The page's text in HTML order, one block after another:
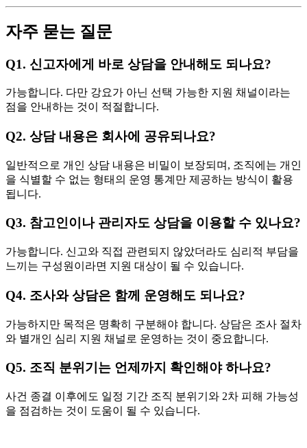
자주 묻는 질문
Q1. 신고자에게 바로 상담을 안내해도 되나요?
가능합니다. 다만 강요가 아닌 선택 가능한 지원 채널이라는
점을 안내하는 것이 적절합니다.
Q2. 상담 내용은 회사에 공유되나요?
일반적으로 개인 상담 내용은 비밀이 보장되며, 조직에는 개인
을 식별할 수 없는 형태의 운영 통계만 제공하는 방식이 활용
됩니다.
Q3. 참고인이나 관리자도 상담을 이용할 수 있나요?
가능합니다. 신고와 직접 관련되지 않았더라도 심리적 부담을
느끼는 구성원이라면 지원 대상이 될 수 있습니다.
Q4. 조사와 상담은 함께 운영해도 되나요?
가능하지만 목적은 명확히 구분해야 합니다. 상담은 조사 절차
와 별개인 심리 지원 채널로 운영하는 것이 중요합니다.
Q5. 조직 분위기는 언제까지 확인해야 하나요?
사건 종결 이후에도 일정 기간 조직 분위기와 2차 피해 가능성
을 점검하는 것이 도움이 될 수 있습니다.